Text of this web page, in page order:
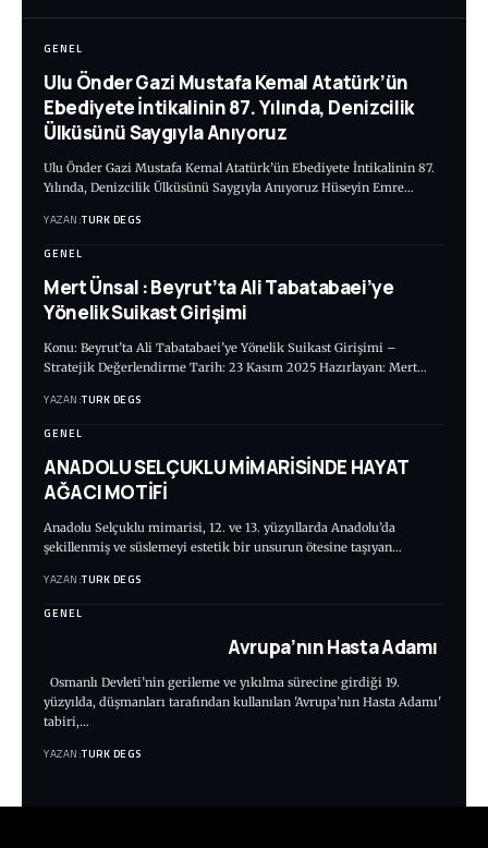
GENEL
Ulu Önder Gazi Mustafa Kemal Atatürk’ün
Ebediyete İntikalinin 87. Yılında, Denizcilik
Ülküsünü Saygıyla Anıyoruz
Ulu Önder Gazi Mustafa Kemal Atatürk’ün Ebediyete İntikalinin 87.
Yılında, Denizcilik Ülküsünü Saygıyla Anıyoruz Hüseyin Emre…
YAZAN:TURK DEGS
GENEL
Mert Ünsal : Beyrut’ta Ali Tabatabaei’ye
Yönelik Suikast Girişimi
Konu: Beyrut’ta Ali Tabatabaei’ye Yönelik Suikast Girişimi –
Stratejik Değerlendirme Tarih: 23 Kasım 2025 Hazırlayan: Mert…
YAZAN:TURK DEGS
GENEL
ANADOLU SELÇUKLU MİMARİSİNDE HAYAT
AĞACI MOTİFİ
Anadolu Selçuklu mimarisi, 12. ve 13. yüzyıllarda Anadolu’da
şekillenmiş ve süslemeyi estetik bir unsurun ötesine taşıyan…
YAZAN:TURK DEGS
GENEL
Avrupa’nın Hasta Adamı
Osmanlı Devleti’nin gerileme ve yıkılma sürecine girdiği 19.
yüzyılda, düşmanları tarafından kullanılan 'Avrupa’nın Hasta Adamı'
tabiri,…
YAZAN:TURK DEGS